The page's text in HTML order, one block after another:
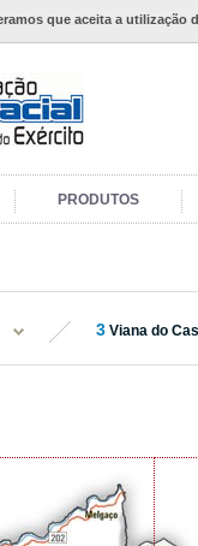
que aceita a utilização
PRODUTOS
3 Viana do